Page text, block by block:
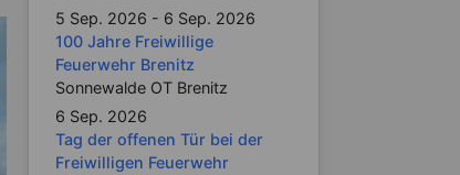
5 Sep. 2026 - 6 Sep. 2026
100 Jahre Freiwillige
Feuerwehr Brenitz
Sonnewalde OT Brenitz
6 Sep. 2026
Tag der offenen Tür bei der
Freiwilligen Feuerwehr